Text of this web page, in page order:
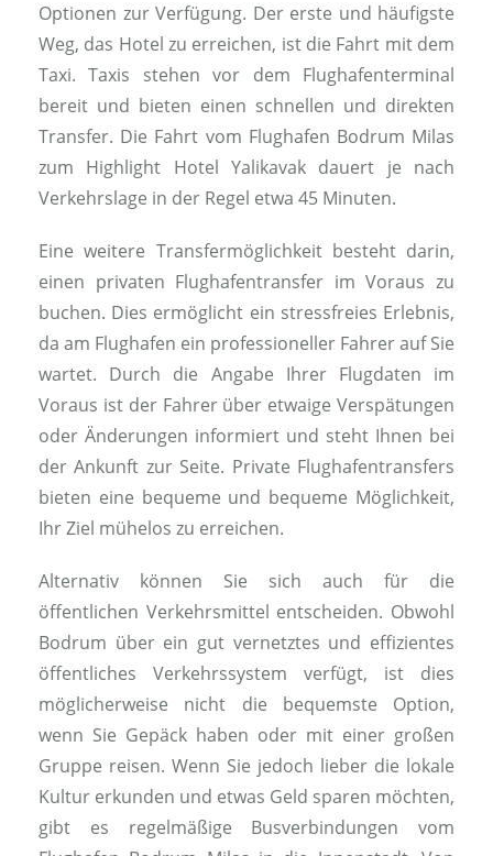
Optionen zur Verfügung. Der erste und häufigste
Weg, das Hotel zu erreichen, ist die Fahrt mit dem
Taxi. Taxis stehen vor dem Flughafenterminal
bereit und bieten einen schnellen und direkten
Transfer. Die Fahrt vom Flughafen Bodrum Milas
zum Highlight Hotel Yalikavak dauert je nach
Verkehrslage in der Regel etwa 45 Minuten.
Eine weitere Transfermöglichkeit besteht darin,
einen privaten Flughafentransfer im Voraus zu
buchen. Dies ermöglicht ein stressfreies Erlebnis,
da am Flughafen ein professioneller Fahrer auf Sie
wartet. Durch die Angabe Ihrer Flugdaten im
Voraus ist der Fahrer über etwaige Verspätungen
oder Änderungen informiert und steht Ihnen bei
der Ankunft zur Seite. Private Flughafentransfers
bieten eine bequeme und bequeme Möglichkeit,
Ihr Ziel mühelos zu erreichen.
Alternativ können Sie sich auch für die
öffentlichen Verkehrsmittel entscheiden. Obwohl
Bodrum über ein gut vernetztes und effizientes
öffentliches Verkehrssystem verfügt, ist dies
möglicherweise nicht die bequemste Option,
wenn Sie Gepäck haben oder mit einer großen
Gruppe reisen. Wenn Sie jedoch lieber die lokale
Kultur erkunden und etwas Geld sparen möchten,
gibt es regelmäßige Busverbindungen vom